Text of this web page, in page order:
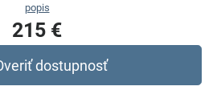
popis
215 €
dostupnosť